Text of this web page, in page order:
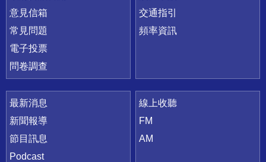
意見信箱
常見問題
電子投票
問卷調查
交通指引
頻率資訊
最新消息
新聞報導
節目訊息
Podcast
線上收聽
FM
AM